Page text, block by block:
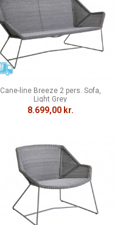
Cane-line Breeze 2 pers. Sofa,
Light Grey
8.699,00 kr.